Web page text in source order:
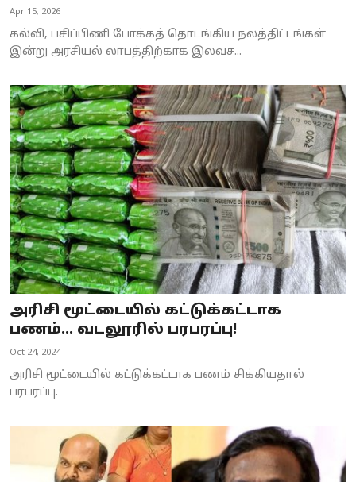
Business
Crime
Tamilnadu
National
World
Astrology
Spirituality
Weather
Politics
Apr 15, 2026
கல்வி, பசிப்பிணி போக்கத் தொடங்கிய நலத்திட்டங்கள்
இன்று அரசியல் லாபத்திற்காக இலவச...
அரிசி மூட்டையில் கட்டுக்கட்டாக
பணம்... வடலூரில் பரபரப்பு!
Oct 24, 2024
அரிசி மூட்டையில் கட்டுக்கட்டாக பணம் சிக்கியதால்
பரபரப்பு.